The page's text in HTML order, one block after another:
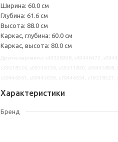
Ширина: 60.0 см
Глубина: 61.6 см
Высота: 88.0 см
Каркас, глубина: 60.0 см
Каркас, высота: 80.0 см
Характеристики
Бренд